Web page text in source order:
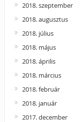
2018. szeptember
2018. augusztus
2018. július
2018. május
2018. április
2018. március
2018. február
2018. január
2017. december